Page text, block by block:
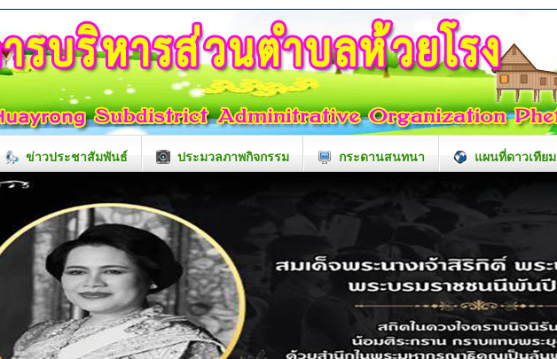
ข่าวประชาสัมพันธ์ ประมวลภาพกิจกรรม กระดานสนทนา แผนที่ดาวเทียม